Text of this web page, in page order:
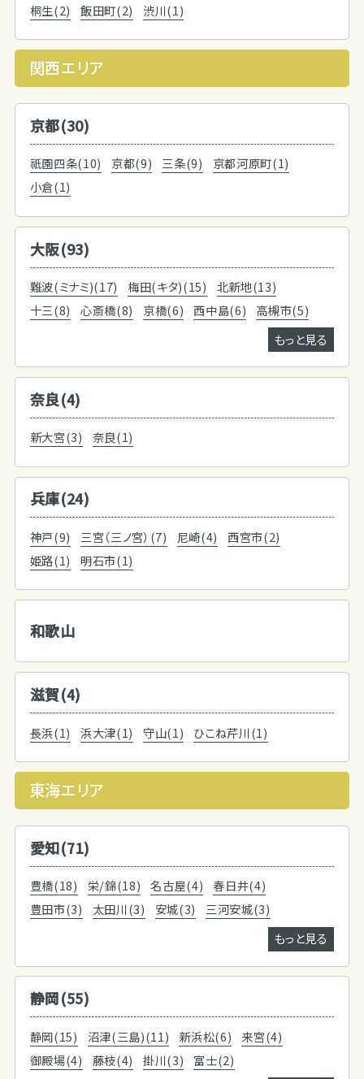
桐生(2)
飯田町(2) 渋川(1)
関西エリア
京都(30)
祇園四条(10) 京都(9) 三条(9)
京都河原町(1)
小倉(1)
大阪(93)
難波(ミナミ)(17) 梅田(キタ)(15)
北新地(13)
十三(8)
心斎橋(8) 京橋(6) 西中島(6)
高槻市(5)
もっと見る
奈良(4)
新大宮(3) 奈良(1)
兵庫(24)
神戸(9) 三宮（三ノ宮）(7) 尼崎(4)
西宮市(2)
姫路(1)
明石市(1)
和歌山
滋賀(4)
長浜(1) 浜大津(1) 守山(1) ひこね芹川(1)
東海エリア
愛知(71)
豊橋(18) 栄/錦(18) 名古屋(4)
春日井(4)
豊田市(3)
太田川(3) 安城(3)
三河安城(3)
もっと見る
静岡(55)
静岡(15) 沼津(三島)(11) 新浜松(6)
来宮(4)
御殿場(4)
藤枝(4) 掛川(3) 富士(2)